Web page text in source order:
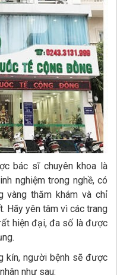
bác sĩ chuyên khoa là
nghiệm trong nghề, có
vàng thăm khám và chỉ
Hãy yên tâm vì các trang
hiện đại, đa số là được
kín, người bệnh sẽ được
như sau: